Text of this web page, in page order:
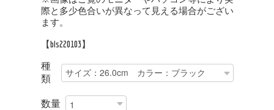
際と多少色合いが異なって見える場合がござい
ます。
【bls220103】
種
類
数量